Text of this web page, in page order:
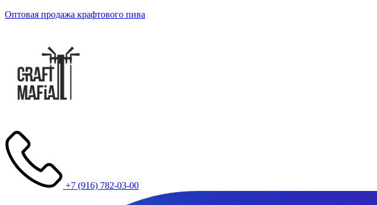
Оптовая продажа крафтового пива
+7 (916) 782-03-00